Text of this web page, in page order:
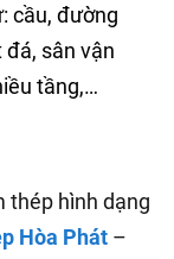
cầu, đường
sân vận
tầng,…
thép hình dạng
Hòa Phát –